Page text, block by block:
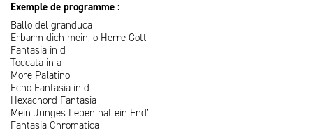
Exemple de programme :
Ballo del granduca
Erbarm dich mein, o Herre Gott
Fantasia in d
Toccata in a
More Palatino
Echo Fantasia in d
Hexachord Fantasia
Mein Junges Leben hat ein End’
Fantasia Chromatica